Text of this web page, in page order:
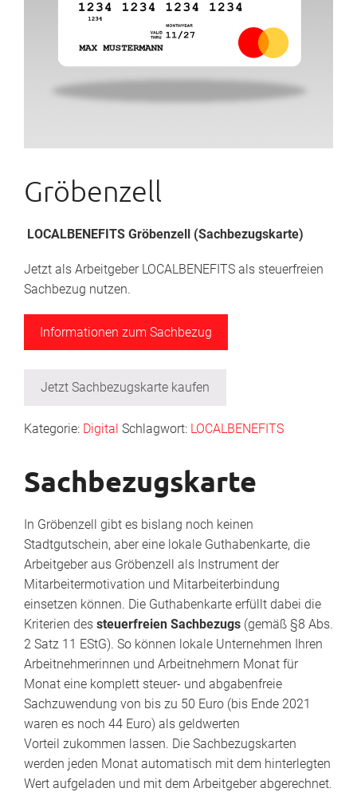
Gröbenzell
LOCALBENEFITS Gröbenzell (Sachbezugskarte)
Jetzt als Arbeitgeber LOCALBENEFITS als steuerfreien
Sachbezug nutzen.
Informationen zum Sachbezug
Jetzt Sachbezugskarte kaufen
Kategorie: Digital Schlagwort: LOCALBENEFITS
Sachbezugskarte
In Gröbenzell gibt es bislang noch keinen
Stadtgutschein, aber eine lokale Guthabenkarte, die
Arbeitgeber aus Gröbenzell als Instrument der
Mitarbeitermotivation und Mitarbeiterbindung
einsetzen können. Die Guthabenkarte erfüllt dabei die
Kriterien des steuerfreien Sachbezugs (gemäß §8 Abs.
2 Satz 11 EStG). So können lokale Unternehmen Ihren
Arbeitnehmerinnen und Arbeitnehmern Monat für
Monat eine komplett steuer- und abgabenfreie
Sachzuwendung von bis zu 50 Euro (bis Ende 2021
waren es noch 44 Euro) als geldwerten
Vorteil zukommen lassen. Die Sachbezugskarten
werden jeden Monat automatisch mit dem hinterlegten
Wert aufgeladen und mit dem Arbeitgeber abgerechnet.